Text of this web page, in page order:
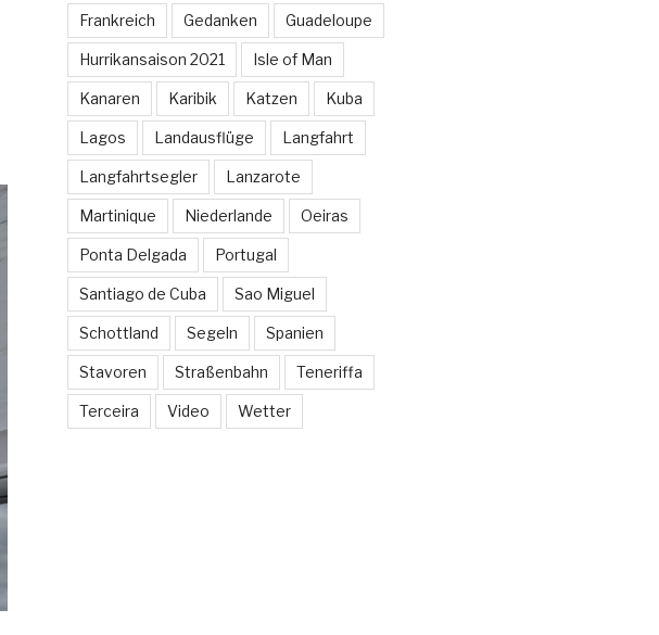
Frankreich Gedanken Guadeloupe
Hurrikansaison 2021 Isle of Man
Kanaren Karibik Katzen Kuba
Lagos Landausflüge Langfahrt
Langfahrtsegler Lanzarote
Martinique Niederlande Oeiras
Ponta Delgada Portugal
Santiago de Cuba Sao Miguel
Schottland Segeln Spanien
Stavoren Straßenbahn Teneriffa
Terceira Video Wetter